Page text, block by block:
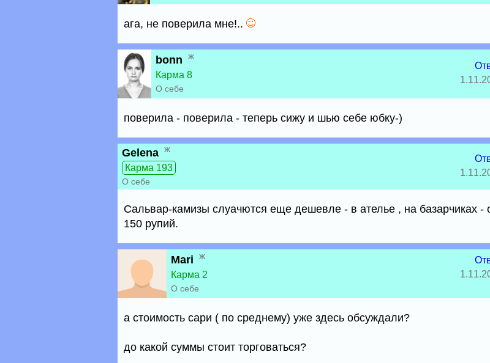
ага, не поверила мне!..
bonn ж
Карма 8
О себе
поверила - поверила - теперь сижу и шью себе юбку-)
Gelena ж
Карма 193
О себе
Сальвар-камизы слуачются еще дешевле - в ателье , на базарчиках -
150 рупий.
Mari ж
Карма 2
О себе
а стоимость сари ( по среднему) уже здесь обсуждали?
до какой суммы стоит торговаться?